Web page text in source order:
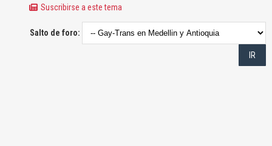
Suscribirse a este tema
Salto de foro: